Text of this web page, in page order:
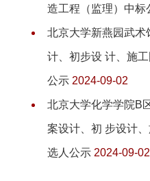
造工程（监理）中标
北京大学新燕园武术
计、初步设 计、施
公示 2024-09-02
北京大学化学学院B
案设计、初 步设计
选人公示 2024-09-02